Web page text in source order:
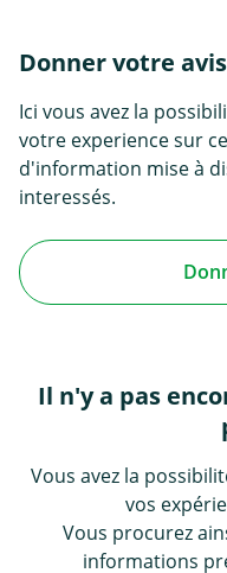
Donner votre
Ici vous avez la
votre experience sur
d'information mise à
interessés.
Il n'y a pas
Vous avez la
vos
Vous procurez
informations